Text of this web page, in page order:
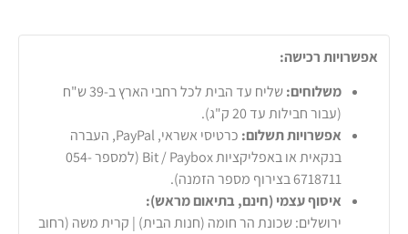
אפשרויות רכישה:
משלוחים:
שליח עד הבית לכל רחבי הארץ ב-39 ש"ח
(עבור חבילות עד 20 ק"ג).
אפשרויות תשלום:
כרטיסי אשראי, PayPal, העברה
בנקאית או באפליקציות Bit / Paybox (למספר 054-
6718711 בצירוף מספר הזמנה).
איסוף עצמי (חינם, בתיאום מראש):
ירושלים: שכונת הר חומה (חנות הבית) | קרית משה (רחוב